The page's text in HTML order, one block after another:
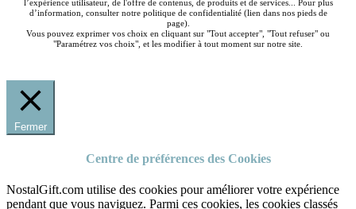
l’expérience utilisateur, de l'offre de contenus, de produits et de services... Pour plus
d’information, consulter notre politique de confidentialité (lien dans nos pieds de
page).
Vous pouvez exprimer vos choix en cliquant sur "Tout accepter", "Tout refuser" ou
"Paramétrez vos choix", et les modifier à tout moment sur notre site.
Fermer
Centre de préférences des Cookies
NostalGift.com utilise des cookies pour améliorer votre expérience
pendant que vous naviguez. Parmi ces cookies, les cookies classés